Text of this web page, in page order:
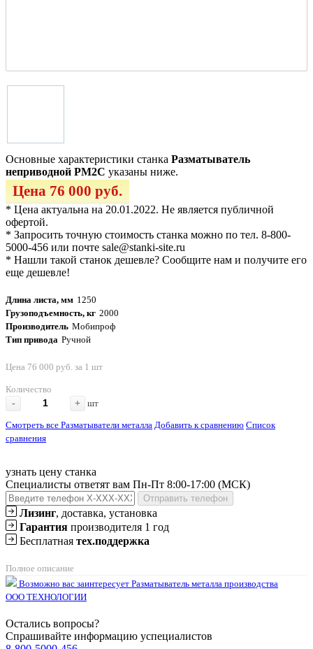
Основные характеристики станка Разматыватель
неприводной РМ2С указаны ниже.
Цена 76 000 руб.
* Цена актуальна на 20.01.2022. Не является публичной
офертой.
* Запросить точную стоимость станка можно по тел. 8-800-
5000-456 или почте sale@stanki-site.ru
* Нашли такой станок дешевле? Сообщите нам и получите его
еще дешевле!
Длина листа, мм 1250
Грузоподъемность, кг 2000
Производитель Мобипроф
Тип привода Ручной
Цена 76 000 руб. за 1 шт
Количество
-
+ шт
Смотреть все Разматыватели металла Добавить к сравнению Список
сравнения
узнать цену станка
Специалисты ответят вам Пн-Пт 8:00-17:00 (МСК)
Отправить телефон
Лизинг, доставка, установка
Гарантия производителя 1 год
Бесплатная тех.поддержка
Полное описание
Возможно вас заинтересует Разматыватель металла производства
ООО ТЕХНОЛОГИИ
Остались вопросы?
Спрашивайте информацию успециалистов